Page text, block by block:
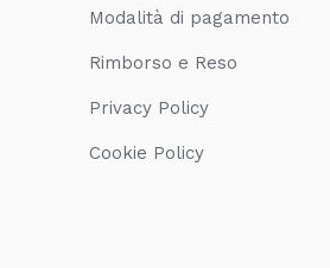
Modalità di pagamento
Rimborso e Reso
Privacy Policy
Cookie Policy